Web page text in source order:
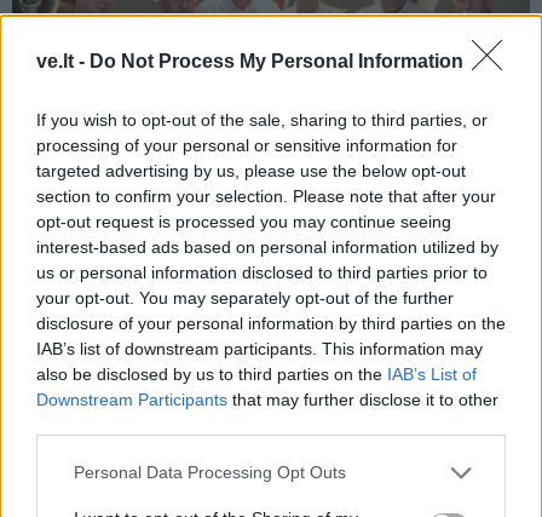
ve.lt - Do Not Process My Personal Information
If you wish to opt-out of the sale, sharing to third parties, or
processing of your personal or sensitive information for
targeted advertising by us, please use the below opt-out
section to confirm your selection. Please note that after your
opt-out request is processed you may continue seeing
interest-based ads based on personal information utilized by
us or personal information disclosed to third parties prior to
your opt-out. You may separately opt-out of the further
disclosure of your personal information by third parties on the
IAB’s list of downstream participants. This information may
also be disclosed by us to third parties on the IAB’s List of
Downstream Participants that may further disclose it to other
Personal Data Processing Opt Outs
Ką galite pasakyti apie dabartinį Vilniaus „Žalgirį“? ar
nesate nusivylęs jo žaidimu?
Visą laiką buvome įpratę „Žalgirį“ matyti viršutinės
lentelės pusėje, žaidžiant Lietuvos čempionatuose,
Lietuvos futbolo taurės varžybose.
Norėtųsi, kad „Žalgiris“ ir dabar būtų tarp lyderių.